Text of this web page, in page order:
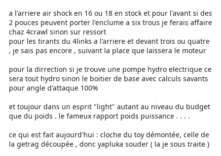
a l'arriere air shock en 16 ou 18 en stock et pour l'avant si des
2 pouces peuvent porter l'enclume a six trous je ferais affaire
chaz 4crawl sinon sur ressort
pour les tirants du 4links a l'arriere et devant trois ou quatre
, je sais pas encore , suivant la place que laissera le moteur
pour la dirrection si je trouve une pompe hydro electrique ce
sera tout hydro sinon le boitier de base avec calculs savants
pour angle d'attaque 100%
et toujour dans un esprit "light" autant au niveau du budget
que du poids . le fameux rapport poids puissance . . . .
ce qui est fait aujourd'hui : cloche du toy démontée, celle de
la getrag découpée , donc yapluka souder ( la je sous traite )